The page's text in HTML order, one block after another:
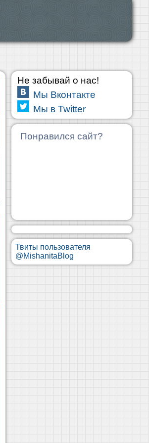
Не забывай о нас!
Мы Вконтакте
Мы в Twitter
Понравился сайт?
Твиты пользователя
@MishanitaBlog